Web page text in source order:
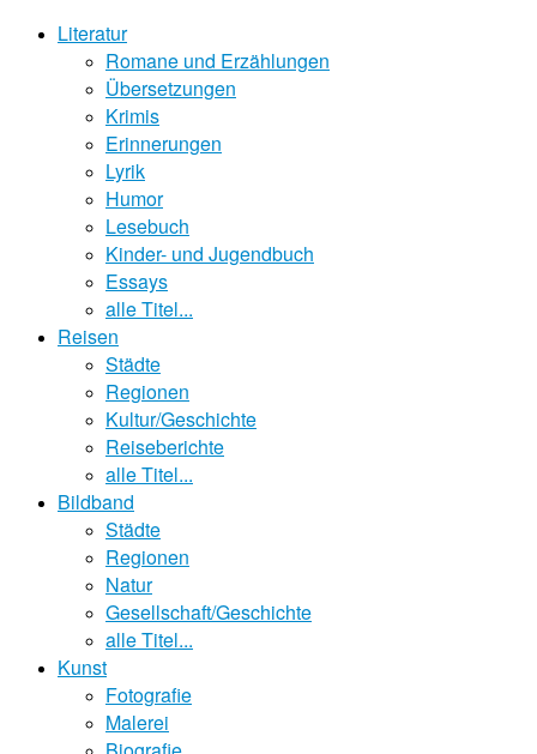
Literatur
Romane und Erzählungen
Übersetzungen
Krimis
Erinnerungen
Lyrik
Humor
Lesebuch
Kinder- und Jugendbuch
Essays
alle Titel...
Reisen
Städte
Regionen
Kultur/Geschichte
Reiseberichte
alle Titel...
Bildband
Städte
Regionen
Natur
Gesellschaft/Geschichte
alle Titel...
Kunst
Fotografie
Malerei